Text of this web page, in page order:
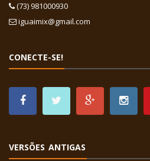
(73) 981000930
iguaimix@gmail.com
CONECTE-SE!
VERSÕES ANTIGAS